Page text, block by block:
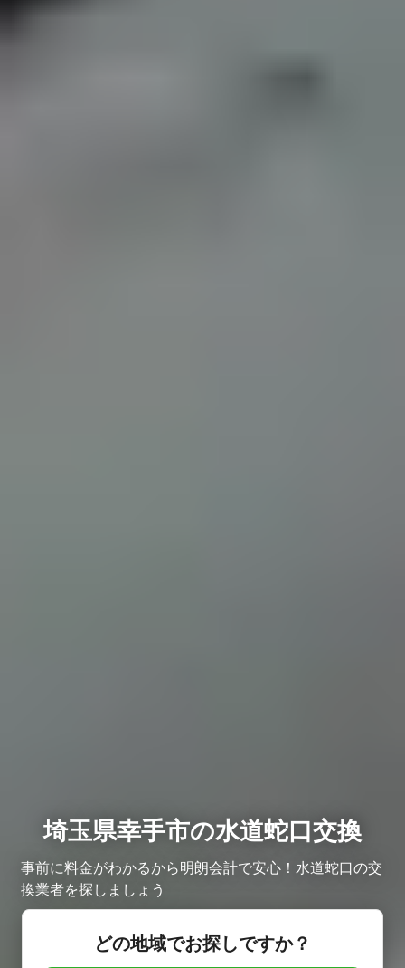
埼玉県幸手市の水道蛇口交換
事前に料金がわかるから明朗会計で安心！水道蛇口の交
換業者を探しましょう
どの地域でお探しですか？